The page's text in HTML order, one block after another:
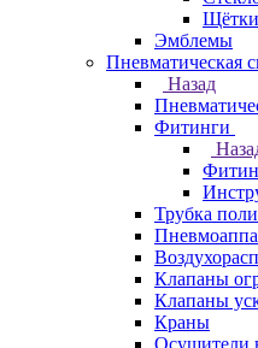
Щётки
Эмблемы
Пневматическая
Назад
Фитинги
Трубка
Клапаны
Клапаны
Краны
Осушители